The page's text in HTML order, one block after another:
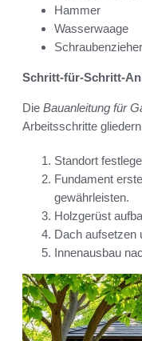
Hammer
Wasserwaage
Schraubenzieher
Schritt-für-Schritt-
Die Bauanleitung für
Arbeitsschritte
Standort
Fundament
gewährleisten.
Holzgerüst
Dach aufsetzen
Innenausbau